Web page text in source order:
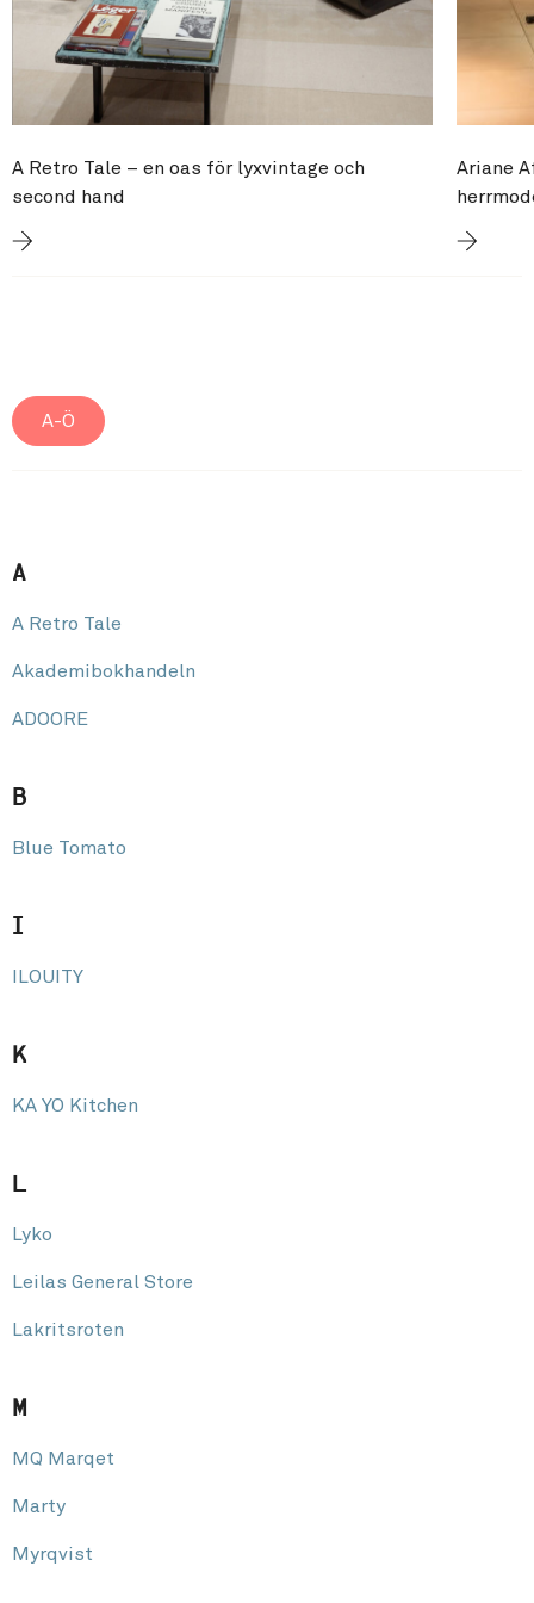
A Retro Tale – en oas för lyxvintage och
second hand
Ariane
A-Ö
A
A Retro Tale
Akademibokhandeln
ADOORE
B
Blue Tomato
I
ILOUITY
K
KA YO Kitchen
L
Lyko
Leilas General Store
Lakritsroten
M
MQ Marqet
Marty
Myrqvist